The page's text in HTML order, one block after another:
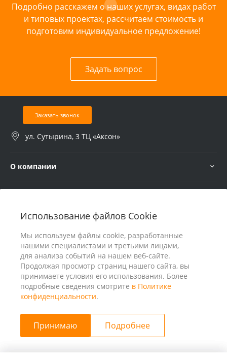
Использование файлов Cookie
Мы используем файлы cookie, разработанные
нашими специалистами и третьими лицами,
для анализа событий на нашем веб-сайте.
Продолжая просмотр страниц нашего сайта, вы
принимаете условия его использования. Более
подробные сведения смотрите в Политике
конфиденциальности.
Принимаю Подробнее
Подробно расскажем о наших услугах, видах работ
и типовых проектах, рассчитаем стоимость и
подготовим индивидуальное предложение!
Задать вопрос
Заказать звонок
ул. Сутырина, 3 ТЦ «Аксон»
О компании